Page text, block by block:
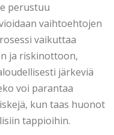
perustuu
vaihtoehtojen
vaikuttaa
ja riskinottoon,
järkeviä
voi parantaa
kun taas huonot
tappioihin.